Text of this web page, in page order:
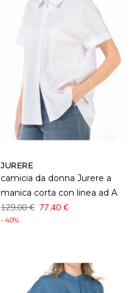
JURERE
camicia da donna Jurere a
manica corta con linea ad A
129,00 € 77,40 €
- 40%